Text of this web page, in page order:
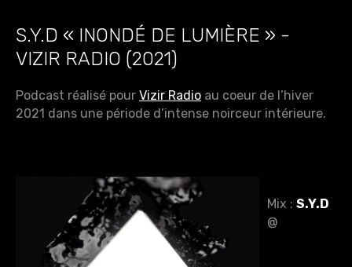
S.Y.D « INONDÉ DE LUMIÈRE » -
VIZIR RADIO (2021)
Podcast réalisé pour Vizir Radio au coeur de l’hiver
2021 dans une période d’intense noirceur intérieure.
Mix : S.Y.D
@